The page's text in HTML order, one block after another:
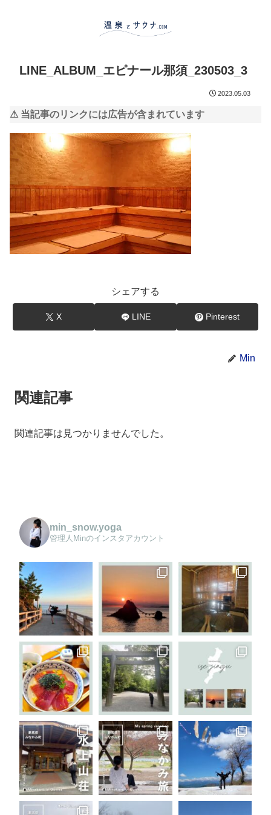
LINE_ALBUM_エピナール那須_230503_3
2023.05.03
⚠ 当記事のリンクには広告が含まれています
シェアする
X LINE Pinterest
Min
関連記事
関連記事は見つかりませんでした。
min_snow.yoga
管理人Minのインスタアカウント